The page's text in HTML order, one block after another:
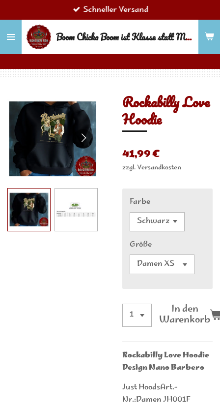
Hauptinhalt
springen
Boom Chicka Boom ist Klasse statt Masse!
Schneller Versand
Rockabilly Love
Hoodie
41,99 €
zzgl. Versandkosten
Farbe
Größe
In den
Warenkorb
Rockabilly Love Hoodie
Design Nano Barbero
Just HoodsArt.-
Nr.:Damen JH001F